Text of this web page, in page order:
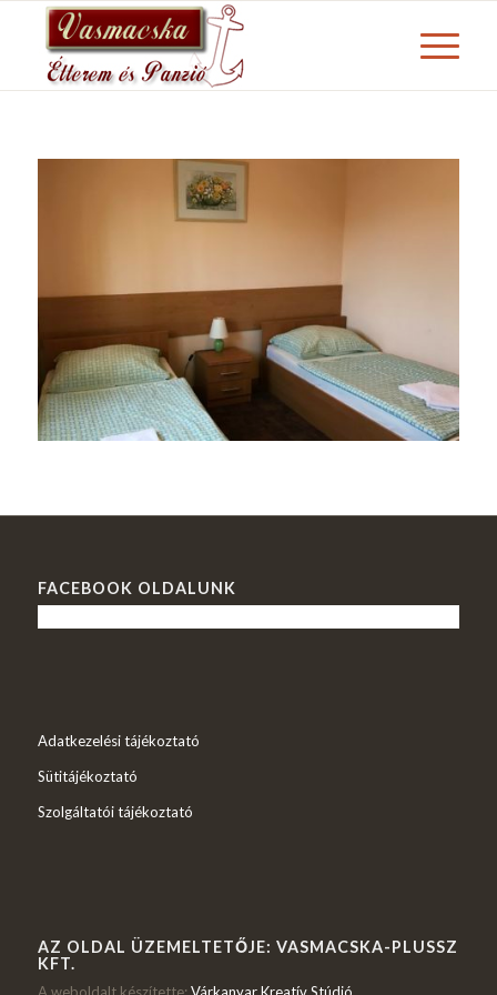
FACEBOOK OLDALUNK
Adatkezelési tájékoztató
Sütitájékoztató
Szolgáltatói tájékoztató
AZ OLDAL ÜZEMELTETŐJE: VASMACSKA-PLUSSZ
KFT.